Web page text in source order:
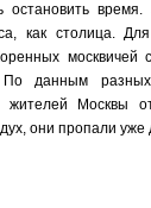
остановить
как столица.
данным разных
жителей Москвы
они пропали